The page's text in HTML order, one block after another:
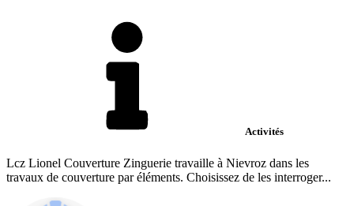
Activités
Lcz Lionel Couverture Zinguerie travaille à Nievroz dans les
travaux de couverture par éléments. Choisissez de les interroger...